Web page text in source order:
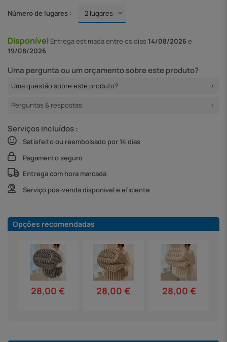
Número de lugares :
Disponível Entregaestimada entre os dias 14/08/2026e
19/08/2026
Uma pergunta ou um orçamento sobre este produto?
Uma questão sobre este produto?
Perguntas & respostas
Serviços incluídos :
Satisfeito ou reembolsado por 14 dias
Pagamento seguro
Entrega com hora marcada
Serviço pós-venda disponível e eficiente
Opções recomendadas
28,00 € 28,00 € 28,00 €